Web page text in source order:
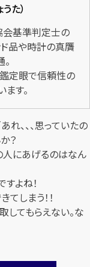
た）
会基準判定士の
品や時計の真贋
定眼で信頼性の
す。
れ、、、思っていたの
？
人にあげるのはなん
すよね！
しまう！！
してもらえない。な